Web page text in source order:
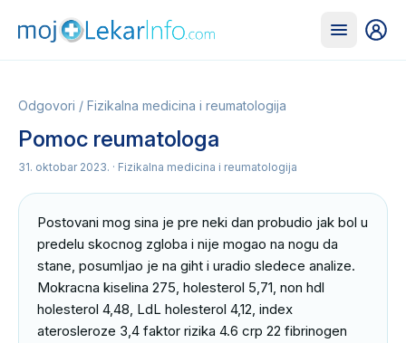
Odgovori / Fizikalna medicina i reumatologija
Pomoc reumatologa
31. oktobar 2023. · Fizikalna medicina i reumatologija
Postovani mog sina je pre neki dan probudio jak bol u
predelu skocnog zgloba i nije mogao na nogu da
stane, posumljao je na giht i uradio sledece analize.
Mokracna kiselina 275, holesterol 5,71, non hdl
holesterol 4,48, LdL holesterol 4,12, index
aterosleroze 3,4 faktor rizika 4.6 crp 22 fibrinogen